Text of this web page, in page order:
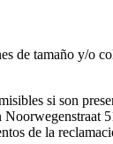
de tamaño y/o
si son
de la